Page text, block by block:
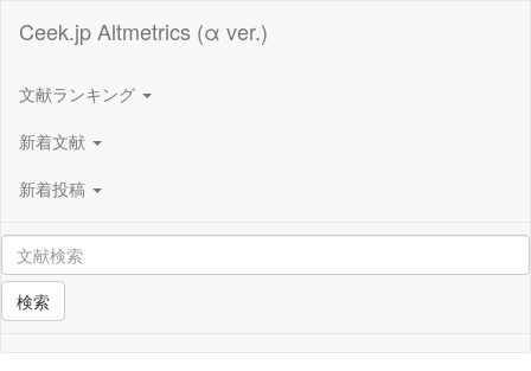
Ceek.jp Altmetrics (α ver.)
文献ランキング
新着文献
新着投稿
検索